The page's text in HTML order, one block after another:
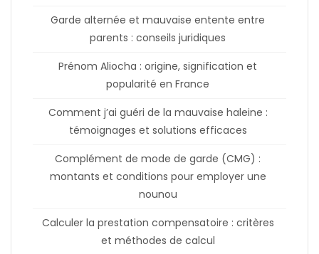
Garde alternée et mauvaise entente entre
parents : conseils juridiques
Prénom Aliocha : origine, signification et
popularité en France
Comment j’ai guéri de la mauvaise haleine :
témoignages et solutions efficaces
Complément de mode de garde (CMG) :
montants et conditions pour employer une
nounou
Calculer la prestation compensatoire : critères
et méthodes de calcul